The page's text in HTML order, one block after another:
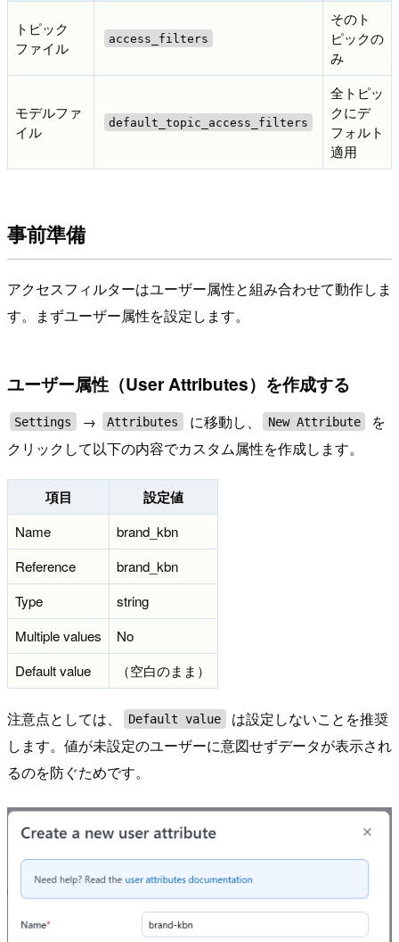
トピック
ファイル
access_filters
そのト
ピックの
み
モデルファ
イル
default_topic_access_filters
全トピッ
クにデ
フォルト
適用
事前準備
アクセスフィルターはユーザー属性と組み合わせて動作しま
す。まずユーザー属性を設定します。
ユーザー属性（User Attributes）を作成する
Settings → Attributes に移動し、 New Attribute
を
クリックして以下の内容でカスタム属性を作成します。
項目 設定値
Name
brand_kbn
Reference
brand_kbn
Type
string
Multiple values
No
Default value
（空白のまま）
注意点としては、 Default value
は設定しないことを推奨
します。値が未設定のユーザーに意図せずデータが表示され
るのを防ぐためです。